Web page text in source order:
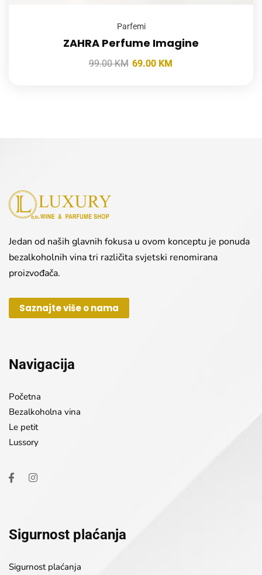
Parfemi
ZAHRA Perfume Imagine
99.00KM 69.00 KM
Jedan od naših glavnih fokusa u ovom konceptu je ponuda
bezalkoholnih vina tri različita svjetski renomirana
proizvođača.
Saznajte više o nama
Navigacija
Početna
Bezalkoholna vina
Le petit
Lussory
Sigurnost plaćanja
Sigurnost plaćanja